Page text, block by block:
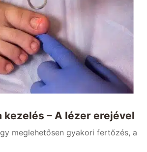
kezelés – A lézer erejével
meglehetősen gyakori fertőzés, a